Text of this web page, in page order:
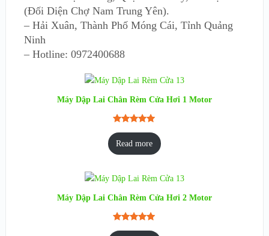
(Đối Diện Chợ Nam Trung Yên).
– Hải Xuân, Thành Phố Móng Cái, Tỉnh Quảng
Ninh
– Hotline: 0972400688
Máy Dập Lai Chân Rèm Cửa Hơi 1 Motor
out of 5
based on
rating
Read more
Máy Dập Lai Chân Rèm Cửa Hơi 2 Motor